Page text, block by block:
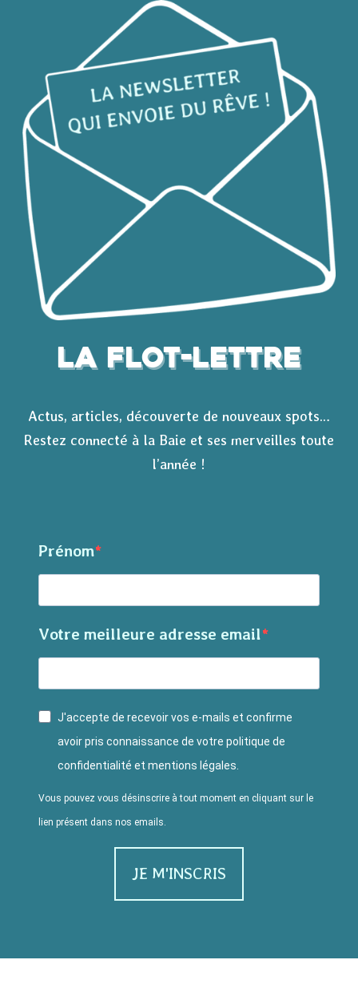
La Flot-lettre
Actus, articles, découverte de nouveaux spots…
Restez connecté à la Baie et ses merveilles toute
l’année !
Prénom
Votre meilleure adresse email
J'accepte de recevoir vos e-mails et confirme
avoir pris connaissance de votre politique de
confidentialité et mentions légales.
Vous pouvez vous désinscrire à tout moment en cliquant sur le
lien présent dans nos emails.
JE M'INSCRIS